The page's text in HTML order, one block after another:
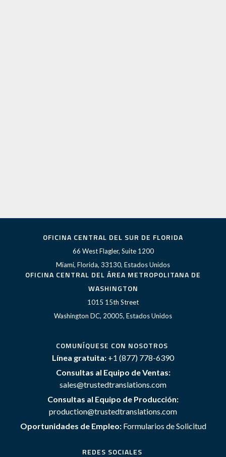
OFICINA CENTRAL DEL SUR DE FLORIDA
66 West Flagler, Suite 1200
Miami, Florida, 33130, Estados Unidos
OFICINA CENTRAL DEL ÁREA METROPOLITANA DE
WASHINGTON
1015 15th Street
Washington DC, 20005, Estados Unidos
COMUNÍQUESE CON NOSOTROS
Línea gratuita: +1 (877) 778-6390
Consultas al Equipo de Ventas:
sales@trustedtranslations.com
Consultas al Equipo de Producción:
production@trustedtranslations.com
Oportunidades de Empleo: Formularios de Solicitud
REDES SOCIALES